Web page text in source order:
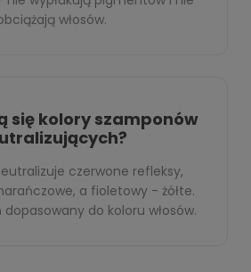
włosów.
się kolory szamponów
czerwone refleksy,
a fioletowy - żółte.
do koloru włosów.